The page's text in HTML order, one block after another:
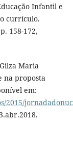
Infantil e
currículo.
158-172,
Maria
na proposta
em:
2015/